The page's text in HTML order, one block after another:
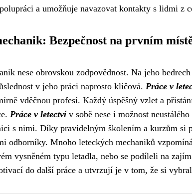
a umožňuje navazovat kontakty s lidmi z
Bezpečnost na prvním
nese obrovskou zodpovědnost. Na jeho
v jeho práci naprosto klíčová. Práce v
vděčnou profesí. Každý úspěšný vzlet a
Práce v letectvív sobě nese i možnost
s nimi. Díky pravidelným školením a kurzům si
odborníky. Mnoho leteckých mechaniků
vysněném typu letadla, nebo se podíleli na
do další práce a utvrzují je v tom, že si